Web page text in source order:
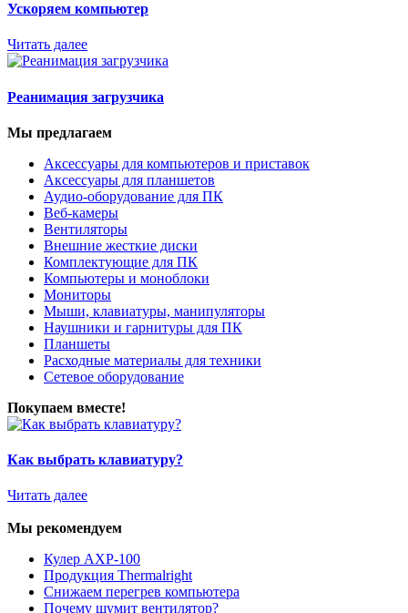
Ускоряем компьютер
Читать далее
Реанимация загрузчика
Мы предлагаем
Аксессуары для компьютеров и приставок
Аксессуары для планшетов
Аудио-оборудование для ПК
Веб-камеры
Вентиляторы
Внешние жесткие диски
Комплектующие для ПК
Компьютеры и моноблоки
Мониторы
Мыши, клавиатуры, манипуляторы
Наушники и гарнитуры для ПК
Планшеты
Расходные материалы для техники
Сетевое оборудование
Покупаем вместе!
Как выбрать клавиатуру?
Читать далее
Мы рекомендуем
Кулер AXP-100
Продукция Thermalright
Снижаем перегрев компьютера
Почему шумит вентилятор?